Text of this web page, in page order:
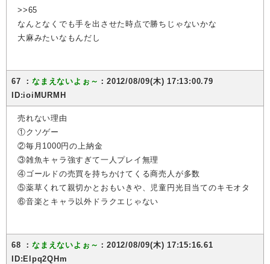
>>65
なんとなくでも手を出させた時点で勝ちじゃないかな
大麻みたいなもんだし
67 ：なまえないよぉ～ ：2012/08/09(木) 17:13:00.79
ID:ioiMURMH
売れない理由
①クソゲー
②毎月1000円の上納金
③雑魚キャラ強すぎて一人プレイ無理
④ゴールドの売買を持ちかけてくる商売人が多数
⑤薬草くれて親切かとおもいきや、児童円光目当てのキモオタ
⑥音楽とキャラ以外ドラクエじゃない
68 ：なまえないよぉ～ ：2012/08/09(木) 17:15:16.61
ID:Elpq2QHm